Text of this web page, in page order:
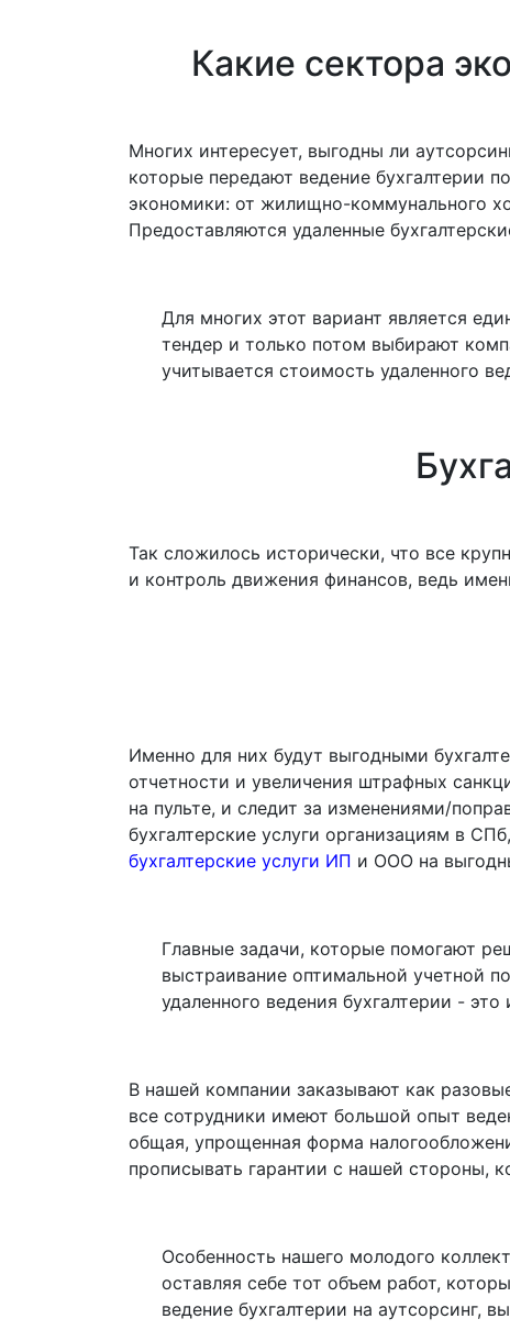
Какие сектора
Многих интересует, выгодны ли
которые передают ведение бухгалтерии
экономики: от жилищно-коммунального
Предоставляются удаленные
Для многих этот вариант является
тендер и только потом выбирают
учитывается стоимость удаленного
Так сложилось исторически, что все
и контроль движения финансов, ведь
Именно для них будут выгодными
отчетности и увеличения штрафных
на пульте, и следит за изменениями/
бухгалтерские услуги организациям в
бухгалтерские услуги ИП и ООО на
Главные задачи, которые помогают
выстраивание оптимальной учетной
удаленного ведения бухгалтерии -
В нашей компании заказывают как
все сотрудники имеют большой опыт
общая, упрощенная форма
прописывать гарантии с нашей стороны,
Особенность нашего молодого
оставляя себе тот объем работ,
ведение бухгалтерии на аутсорсинг,